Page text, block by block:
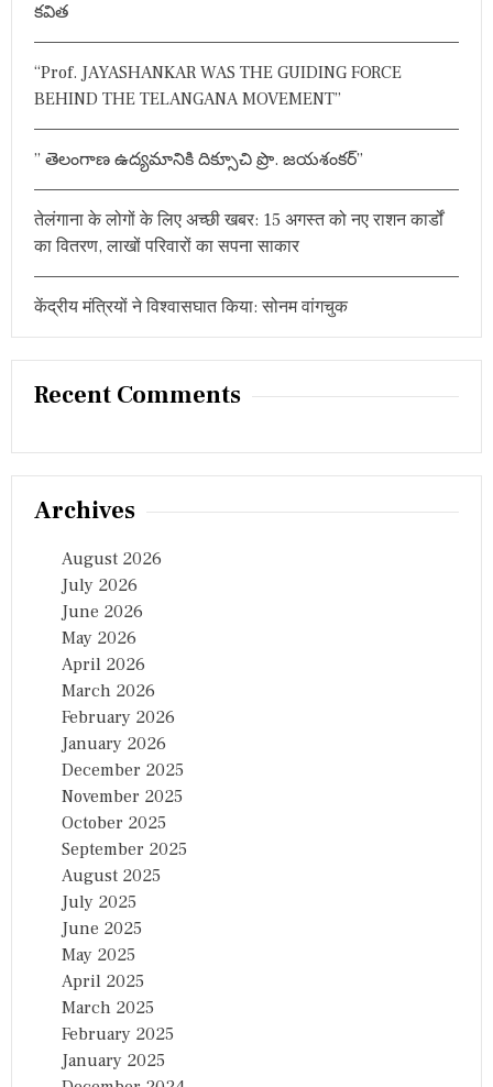
కవిత
“Prof. JAYASHANKAR WAS THE GUIDING FORCE
BEHIND THE TELANGANA MOVEMENT”
” తెలంగాణ ఉద్యమానికి దిక్సూచి ప్రొ. జయశంకర్”
तेलंगाना के लोगों के लिए अच्छी खबर: 15 अगस्त को नए राशन कार्डों
का वितरण, लाखों परिवारों का सपना साकार
केंद्रीय मंत्रियों ने विश्वासघात किया: सोनम वांगचुक
Recent Comments
Archives
August 2026
July 2026
June 2026
May 2026
April 2026
March 2026
February 2026
January 2026
December 2025
November 2025
October 2025
September 2025
August 2025
July 2025
June 2025
May 2025
April 2025
March 2025
February 2025
January 2025